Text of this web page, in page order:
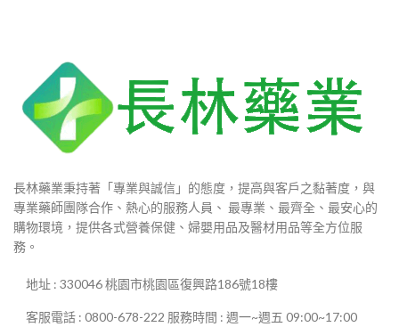
長林藥業秉持著「專業與誠信」的態度，提高與客戶之黏著度，與
專業藥師團隊合作、熱心的服務人員、 最專業、最齊全、最安心的
購物環境，提供各式營養保健、婦嬰用品及醫材用品等全方位服
務。
地址 : 330046 桃園市桃園區復興路186號18樓
客服電話 : 0800-678-222 服務時間 : 週一~週五 09:00~17:00